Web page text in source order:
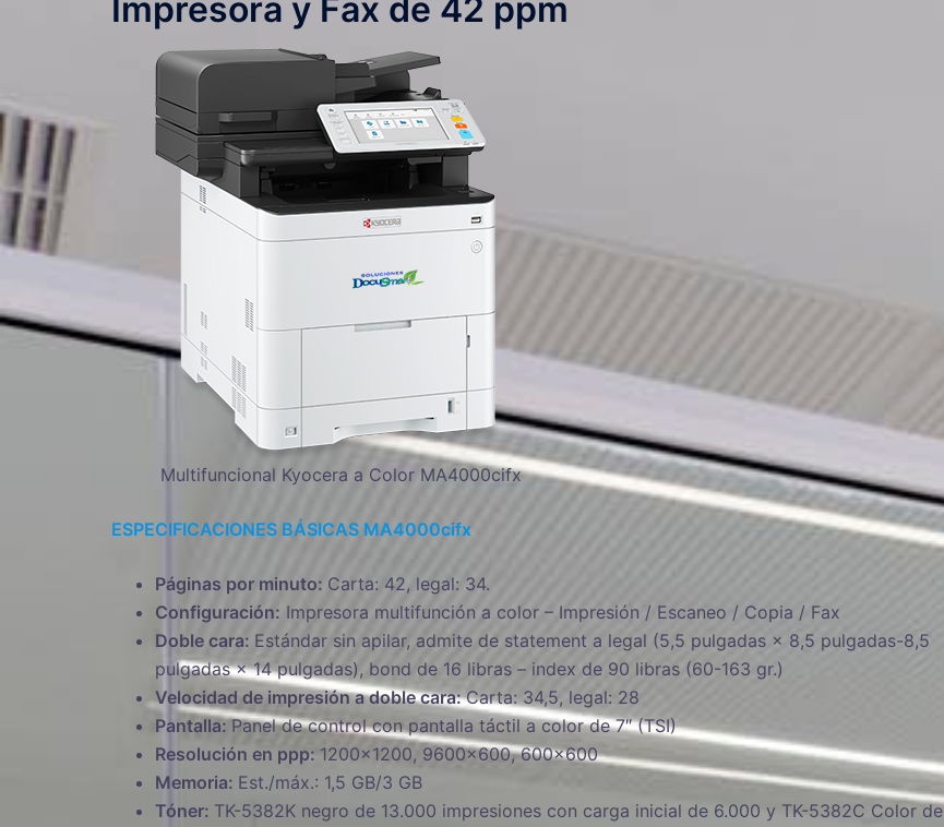
Impresora y Fax de 42 ppm
Multifuncional Kyocera a Color MA4000cifx
ESPECIFICACIONES BÁSICAS MA4000cifx
Páginas por minuto: Carta: 42, legal: 34.
Configuración: Impresora multifunción a color – Impresión / Escaneo / Copia / Fax
Doble cara: Estándar sin apilar, admite de statement a legal (5,5 pulgadas × 8,5 pulgadas-8,5
pulgadas × 14 pulgadas), bond de 16 libras – index de 90 libras (60-163 gr.)
Velocidad de impresión a doble cara:Carta: 34,5, legal: 28
Pantalla:Panel de control con pantalla táctil a color de 7″ (TSI)
Resolución en ppp: 1200×1200, 9600×600, 600×600
Memoria: Est./máx.: 1,5 GB/3 GB
Tóner: TK-5382K negro de 13.000 impresiones con carga inicial de 6.000 y TK-5382C Color de